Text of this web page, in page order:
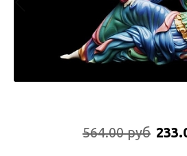
564.00 руб